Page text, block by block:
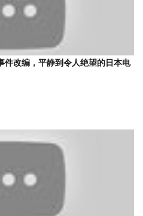
件改编，平静到令人绝望的日本电